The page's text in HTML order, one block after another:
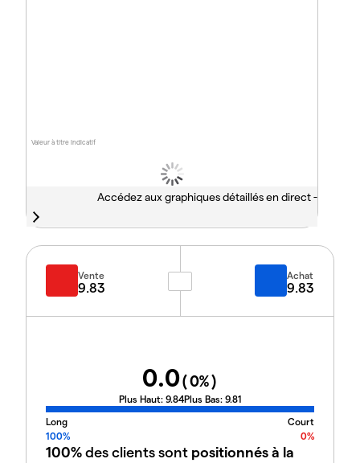
Valeur à titre indicatif
Accédez aux graphiques détaillés en direct -
Vente
9.83
Achat
9.83
0.0(0%)
Plus Haut: 9.84Plus Bas: 9.81
Long
Court
100%
0%
100%des clients sont positionnés à la